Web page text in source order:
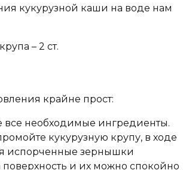
кукурузной каши на воде нам
– 2 ст.
крайне прост:
все необходимые ингредиенты.
кукурузную крупу, в ходе
испорченные зернышки
поверхность и их можно спокойно